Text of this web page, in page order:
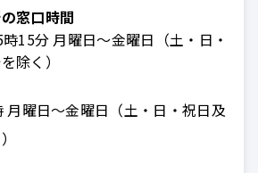
窓口時間
15分 月曜日～金曜日（土・日・
除く）
月曜日～金曜日（土・日・祝日及